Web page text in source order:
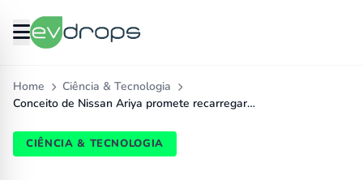
Home
Ciência & Tecnologia
Conceito de Nissan Ariya promete recarregar…
CIÊNCIA & TECNOLOGIA